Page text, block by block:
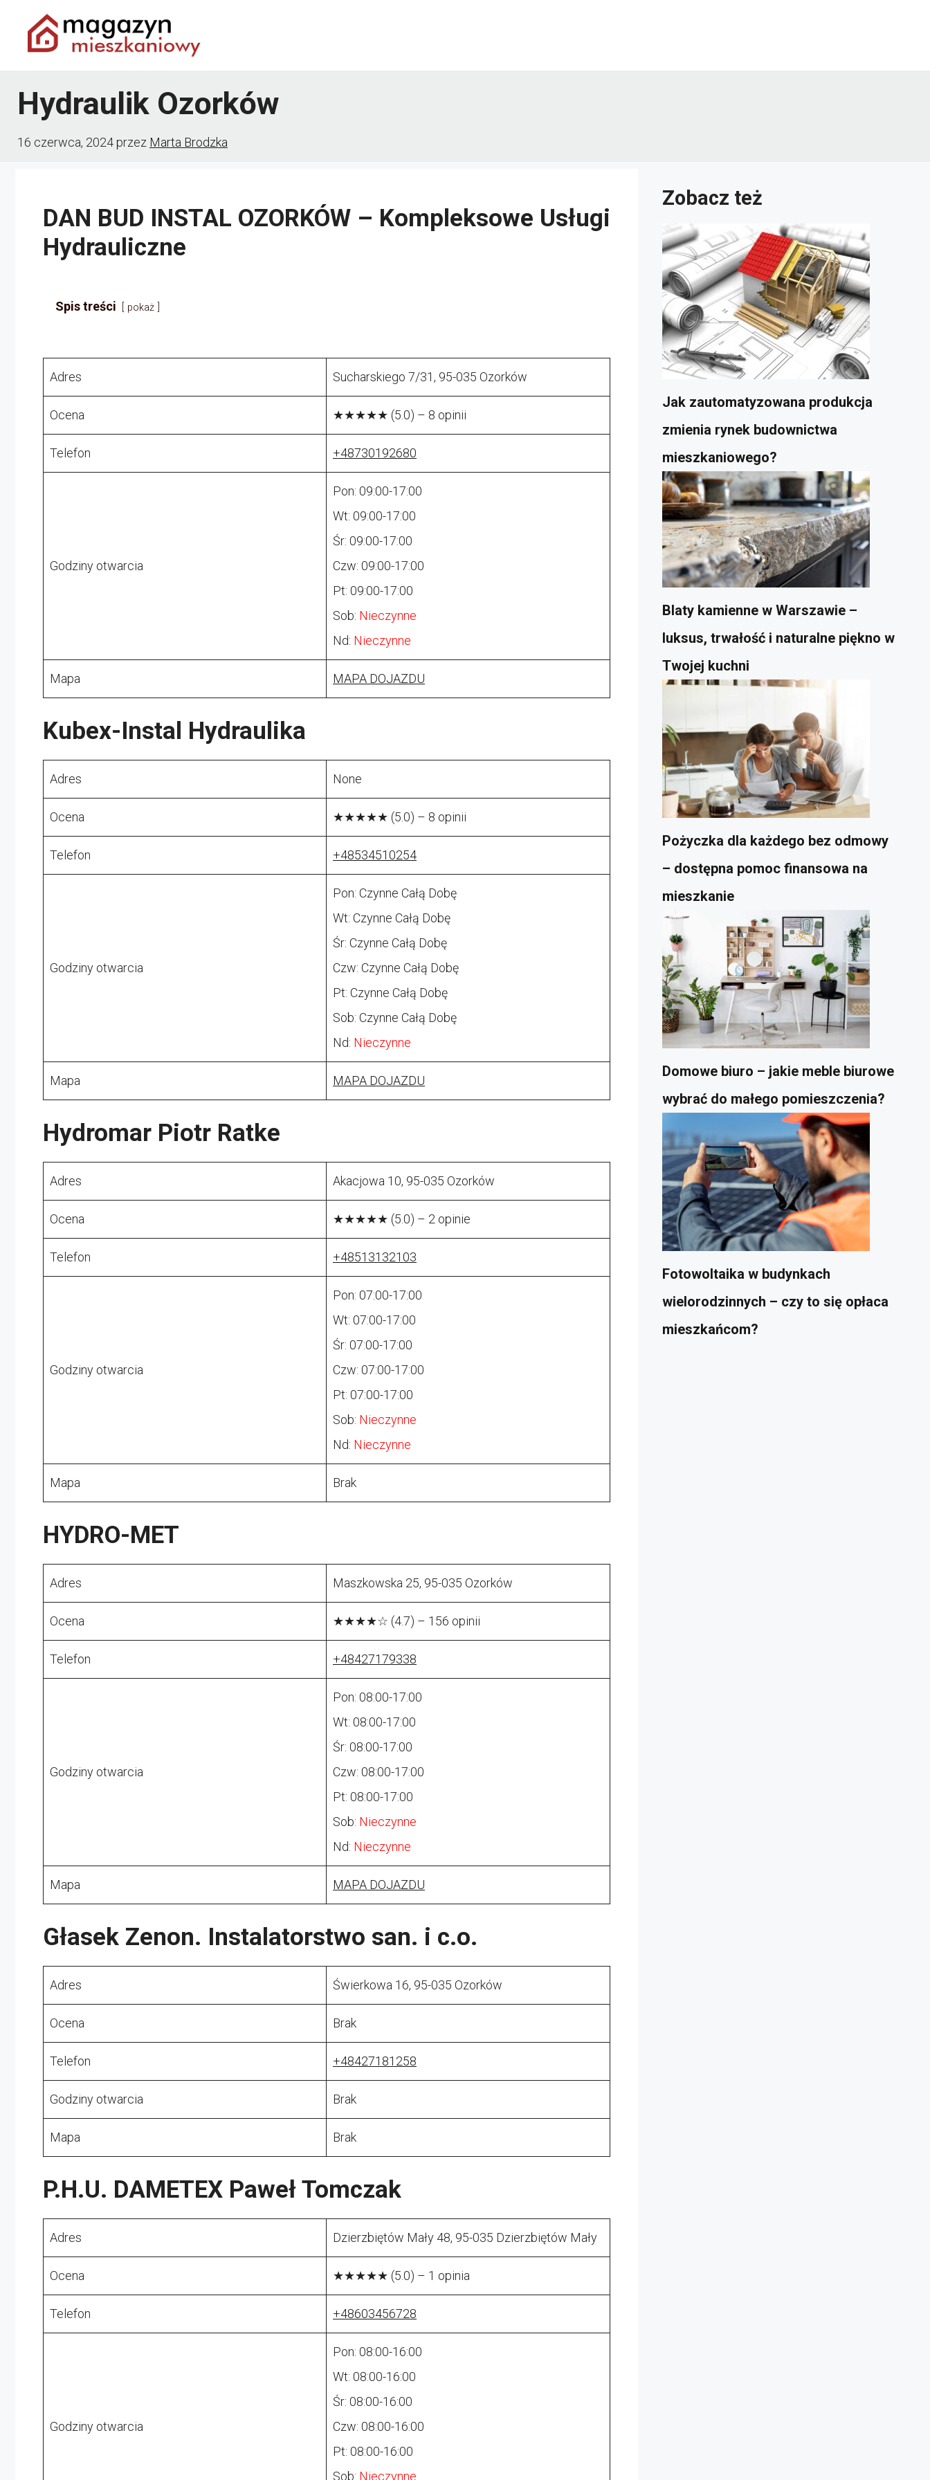
Hydraulik Ozorków
16 czerwca, 2024przez Marta Brodzka
DAN BUD INSTAL OZORKÓW – Kompleksowe Usługi
Hydrauliczne
Spis treści pokaż
Adres Sucharskiego 7/31, 95-035 Ozorków
Ocena ★★★★★ (5.0) – 8 opinii
Telefon +48730192680
Godziny otwarcia
Pon: 09:00-17:00
Wt: 09:00-17:00
Śr: 09:00-17:00
Czw: 09:00-17:00
Pt: 09:00-17:00
Sob: Nieczynne
Nd: Nieczynne
Mapa MAPA DOJAZDU
Kubex-Instal Hydraulika
Adres None
Ocena ★★★★★ (5.0) – 8 opinii
Telefon +48534510254
Godziny otwarcia
Pon: Czynne Całą Dobę
Wt: Czynne Całą Dobę
Śr: Czynne Całą Dobę
Czw: Czynne Całą Dobę
Pt: Czynne Całą Dobę
Sob: Czynne Całą Dobę
Nd: Nieczynne
Mapa MAPA DOJAZDU
Hydromar Piotr Ratke
Adres Akacjowa 10, 95-035 Ozorków
Ocena ★★★★★ (5.0) – 2 opinie
Telefon +48513132103
Godziny otwarcia
Pon: 07:00-17:00
Wt: 07:00-17:00
Śr: 07:00-17:00
Czw: 07:00-17:00
Pt: 07:00-17:00
Sob: Nieczynne
Nd: Nieczynne
Mapa Brak
HYDRO-MET
Adres Maszkowska 25, 95-035 Ozorków
Ocena ★★★★☆ (4.7) – 156 opinii
Telefon +48427179338
Godziny otwarcia
Pon: 08:00-17:00
Wt: 08:00-17:00
Śr: 08:00-17:00
Czw: 08:00-17:00
Pt: 08:00-17:00
Sob: Nieczynne
Nd: Nieczynne
Mapa MAPA DOJAZDU
Głasek Zenon. Instalatorstwo san. i c.o.
Adres Świerkowa 16, 95-035 Ozorków
Ocena Brak
Telefon +48427181258
Godziny otwarcia Brak
Mapa Brak
P.H.U. DAMETEX Paweł Tomczak
Adres Dzierzbiętów Mały 48, 95-035 Dzierzbiętów Mały
Ocena ★★★★★ (5.0) – 1 opinia
Telefon +48603456728
Godziny otwarcia
Pon: 08:00-16:00
Wt: 08:00-16:00
Śr: 08:00-16:00
Czw: 08:00-16:00
Pt: 08:00-16:00
Sob: Nieczynne
Zobacz też
Jak zautomatyzowana produkcja
zmienia rynek budownictwa
mieszkaniowego?
Blaty kamienne w Warszawie –
luksus, trwałość i naturalne piękno w
Twojej kuchni
Pożyczka dla każdego bez odmowy
– dostępna pomoc finansowa na
mieszkanie
Domowe biuro – jakie meble biurowe
wybrać do małego pomieszczenia?
Fotowoltaika w budynkach
wielorodzinnych – czy to się opłaca
mieszkańcom?